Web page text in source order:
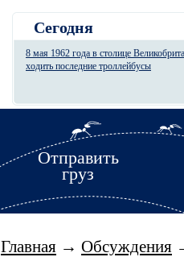
Сегодня
8 мая 1962 года в столице
ходить последние троллейбусы
Отправить
груз
Главная → Обсуждения